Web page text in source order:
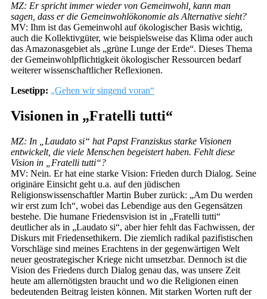
MZ: Er spricht immer wieder von Gemeinwohl, kann man
sagen, dass er die Gemeinwohlökonomie als Alternative sieht?
MV: Ihm ist das Gemeinwohl auf ökologischer Basis wichtig,
auch die Kollektivgüter, wie beispielsweise das Klima oder auch
das Amazonasgebiet als „grüne Lunge der Erde“. Dieses Thema
der Gemeinwohlpflichtigkeit ökologischer Ressourcen bedarf
weiterer wissenschaftlicher Reflexionen.
Lesetipp: „Gehen wir singend voran“
Visionen in „Fratelli tutti“
MZ: In „Laudato si“ hat Papst Franziskus starke Visionen
entwickelt, die viele Menschen begeistert haben. Fehlt diese
Vision in „Fratelli tutti“?
MV: Nein. Er hat eine starke Vision: Frieden durch Dialog. Seine
originäre Einsicht geht u.a. auf den jüdischen
Religionswissenschaftler Martin Buber zurück: „Am Du werden
wir erst zum Ich“, wobei das Lebendige aus den Gegensätzen
bestehe. Die humane Friedensvision ist in „Fratelli tutti“
deutlicher als in „Laudato si“, aber hier fehlt das Fachwissen, der
Diskurs mit Friedensethikern. Die ziemlich radikal pazifistischen
Vorschläge sind meines Erachtens in der gegenwärtigen Welt
neuer geostrategischer Kriege nicht umsetzbar. Dennoch ist die
Vision des Friedens durch Dialog genau das, was unsere Zeit
heute am allernötigsten braucht und wo die Religionen einen
bedeutenden Beitrag leisten können. Mit starken Worten ruft der